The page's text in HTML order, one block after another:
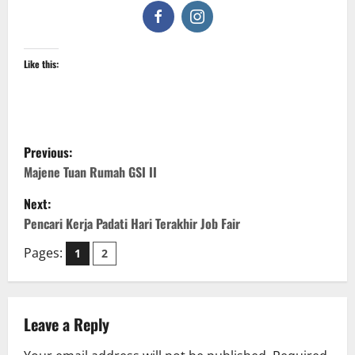
Like this:
P
o
s
t
n
a
v
Previous:
Majene Tuan Rumah GSI II
Next:
Pencari Kerja Padati Hari Terakhir Job Fair
Pages: 1 2
Leave a Reply